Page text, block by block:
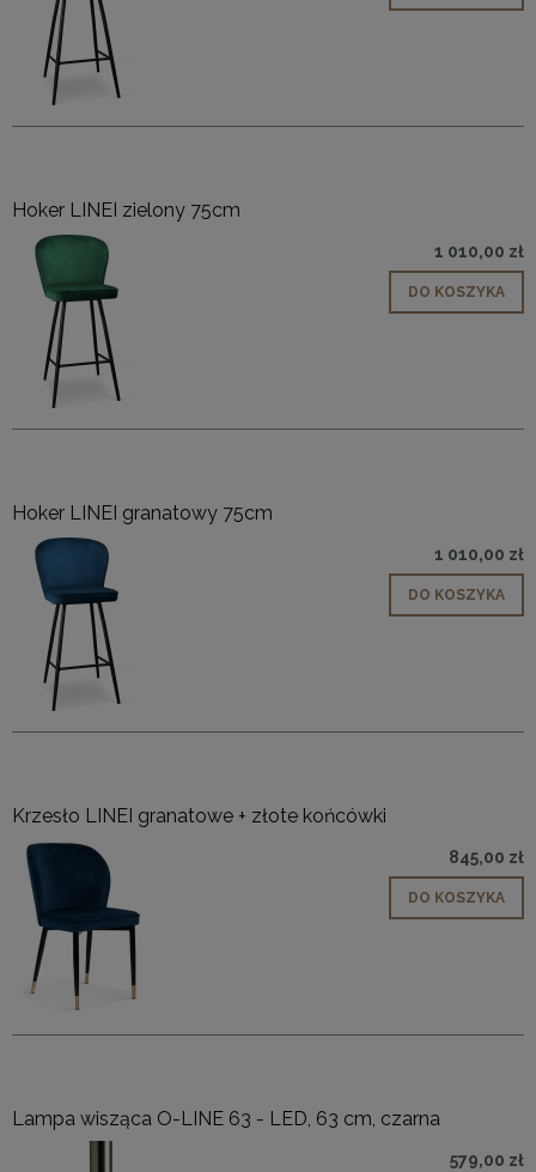
Hoker LINEI zielony 75cm
1 010,00 zł
DO KOSZYKA
Hoker LINEI granatowy 75cm
1 010,00 zł
DO KOSZYKA
Krzesło LINEI granatowe + złote końcówki
845,00 zł
DO KOSZYKA
Lampa wisząca O-LINE 63 - LED, 63 cm, czarna
579,00 zł